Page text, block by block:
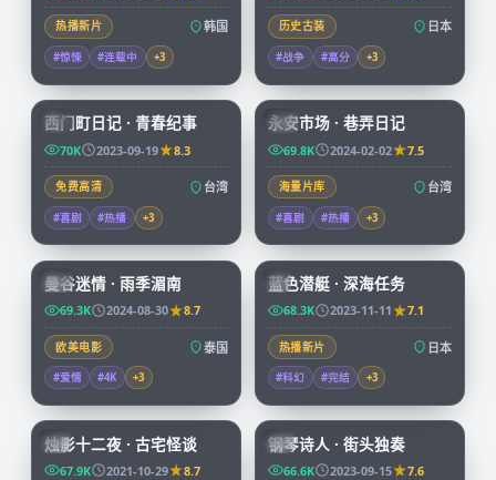
热播新片 韩国
#惊悚 #连载中 +3
历史古装 日本
#战争 #高分 +3
TW
西门町日记 · 青春纪事
70K 2023-09-19 8.3
免费高清 台湾
#喜剧 #热播 +3
TW
永安市场 · 巷弄日记
69.8K 2024-02-02 7.5
海量片库 台湾
#喜剧 #热播 +3
CN
99:03
曼谷迷情 · 雨季湄南
69.3K 2024-08-30 8.7
欧美电影 泰国
#爱情 #4K +3
JP
45:53
蓝色潜艇 · 深海任务
68.3K 2023-11-11 7.1
热播新片 日本
#科幻 #完结 +3
KR
烛影十二夜 · 古宅怪谈
67.9K 2021-10-29 8.7
KR
钢琴诗人 · 街头独奏
66.6K 2023-09-15 7.6